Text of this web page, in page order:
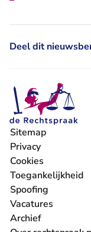
Deel dit
Sitemap
Privacy
Cookies
Toegankelijkheid
Spoofing
Vacatures
- U verlaat
Archief